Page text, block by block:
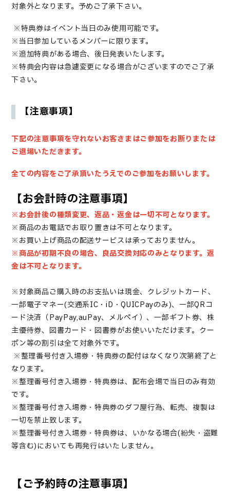
対象外となります。予めご了承下さい。
※特典券はイベント当日のみ使用可能です。
※当日参加しているメンバーに限ります。
※追加特典がある場合、後日発表いたします。
※特典会内容は急遽変更になる場合がございますのでご了承
下さい。
【注意事項】
下記の注意事項を守れないお客さまはご参加をお断りまたは
ご退場いただきます。
全ての内容をご了承頂いたうえでのご参加をお願いします。
【お会計時の注意事項】
※お会計後の種類変更、返品・返金は一切不可となります。
※商品のお電話でお取り置きは不可となります。
※お買い上げ商品の配送サービスは承っておりません。
※商品が初期不良の場合、良品交換対応のみとなります。返
金は不可となります。
※対象商品ご購入時のお支払いは現金、クレジットカード、
一部電子マネー(交通系IC・iD・QUICPayのみ)、一部QRコ
ード決済（PayPay,auPay、メルペイ）、一部ギフト券、株
主優待券、図書カード・図書券がお使いいただけます。クー
ポン等の割引は全て対象外です。
※整理番号付き入場券 ・特典券の配付はなくなり次第終了と
なります。
※整理番号付き入場券 ・特典券は、配布会場で当日のみ有効
です。
※整理番号付き入場券・特典券のダフ屋行為、転売、複製は
一切を禁止致します。
※整理番号付き入場券 ・特典券は、いかなる場合(紛失・盗難
等含む)においても再発行はいたしません。
【ご予約時の注意事項】